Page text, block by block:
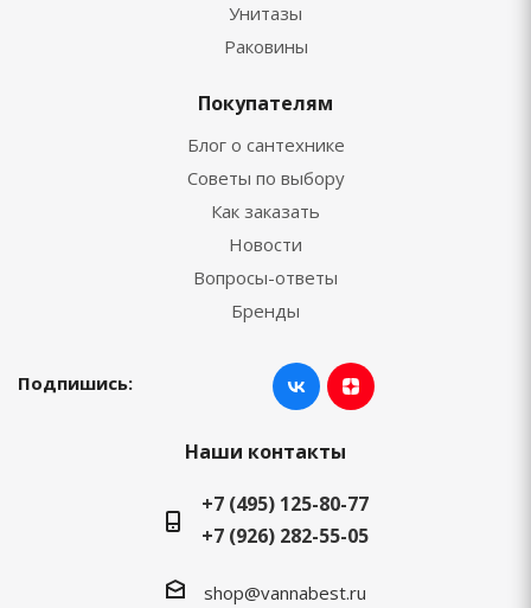
Унитазы
Раковины
Покупателям
Блог о сантехнике
Советы по выбору
Как заказать
Новости
Вопросы-ответы
Бренды
Подпишись:
Наши контакты
+7 (495) 125-80-77
+7 (926) 282-55-05
shop@vannabest.ru